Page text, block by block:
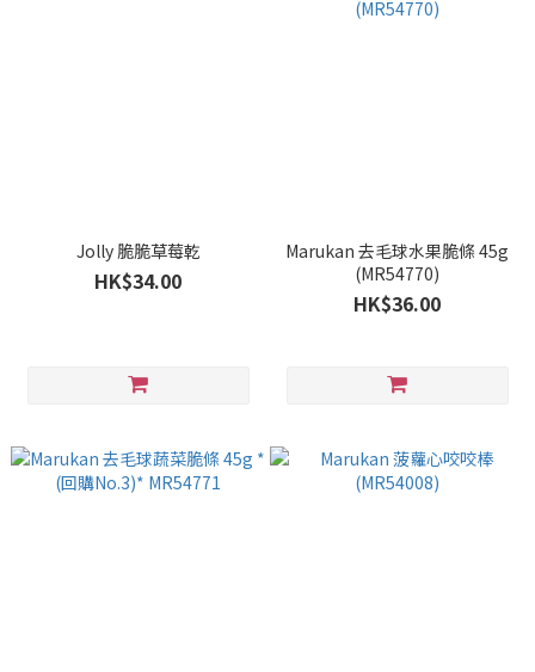
Jolly 脆脆草莓乾
HK$34.00
Marukan 去毛球水果脆條 45g
(MR54770)
HK$36.00